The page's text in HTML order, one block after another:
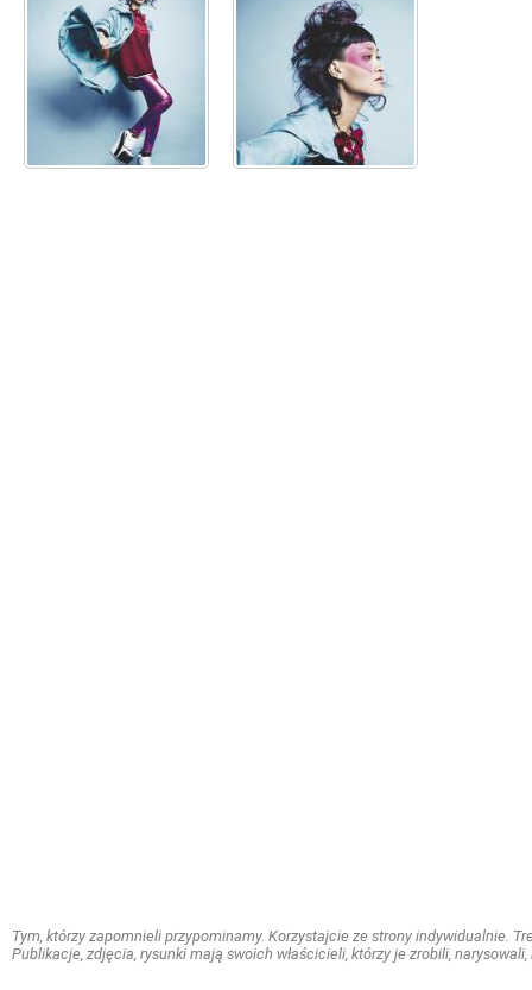
Tym, którzy zapomnieli przypominamy. Korzystajcie ze strony indywidualnie.
Publikacje, zdjęcia, rysunki mają swoich właścicieli, którzy je zrobili,